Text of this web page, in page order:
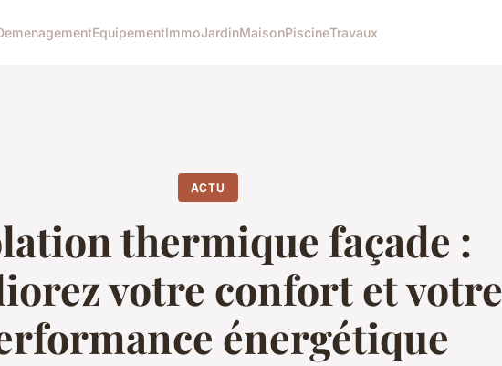
EquipementImmoJardinMaisonPiscineTravaux
ACTU
thermique façade :
votre confort et votre
énergétique